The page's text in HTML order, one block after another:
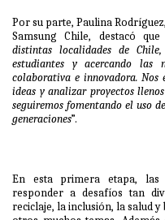
Por su parte, Paulina
Samsung Chile, destacó que
distintas localidades de
estudiantes y acercando las
colaborativa e innovadora. Nos
ideas y analizar proyectos
seguiremos fomentando el uso
generaciones”.
En esta primera etapa, las
responder a desafíos tan
reciclaje, la inclusión, la salud